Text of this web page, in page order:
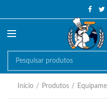
Início Produtos